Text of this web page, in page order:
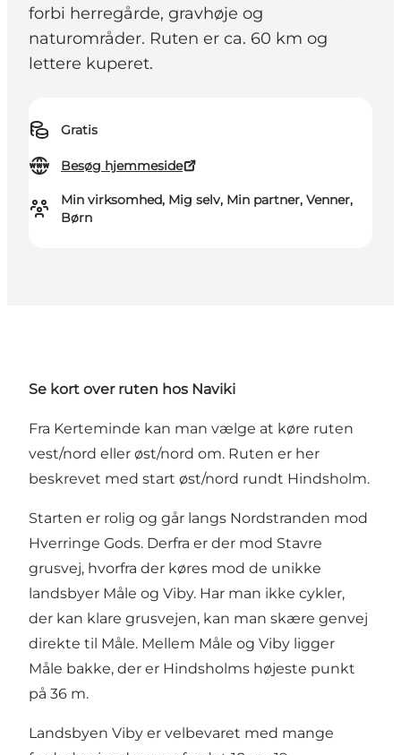
forbi herregårde, gravhøje og
naturområder. Ruten er ca. 60 km og
lettere kuperet.
Gratis
Besøg hjemmeside
Min virksomhed, Mig selv, Min partner, Venner,
Børn
Se kort over ruten hos Naviki
Fra Kerteminde kan man vælge at køre ruten
vest/nord eller øst/nord om. Ruten er her
beskrevet med start øst/nord rundt Hindsholm.
Starten er rolig og går langs Nordstranden mod
Hverringe Gods. Derfra er der mod Stavre
grusvej, hvorfra der køres mod de unikke
landsbyer Måle og Viby. Har man ikke cykler,
der kan klare grusvejen, kan man skære genvej
direkte til Måle. Mellem Måle og Viby ligger
Måle bakke, der er Hindsholms højeste punkt
på 36 m.
Landsbyen Viby er velbevaret med mange